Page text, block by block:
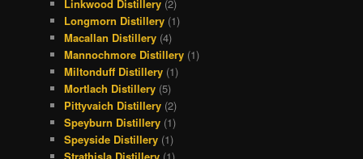
Linkwood Distillery (2)
Longmorn Distillery (1)
Macallan Distillery (4)
Mannochmore Distillery (1)
Miltonduff Distillery (1)
Mortlach Distillery (5)
Pittyvaich Distillery (2)
Speyburn Distillery (1)
Speyside Distillery (1)